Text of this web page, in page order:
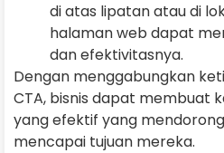
di atas lipatan atau di
halaman web dapat
dan efektivitasnya.
Dengan menggabungkan
CTA, bisnis dapat membuat
yang efektif yang
mencapai tujuan mereka.